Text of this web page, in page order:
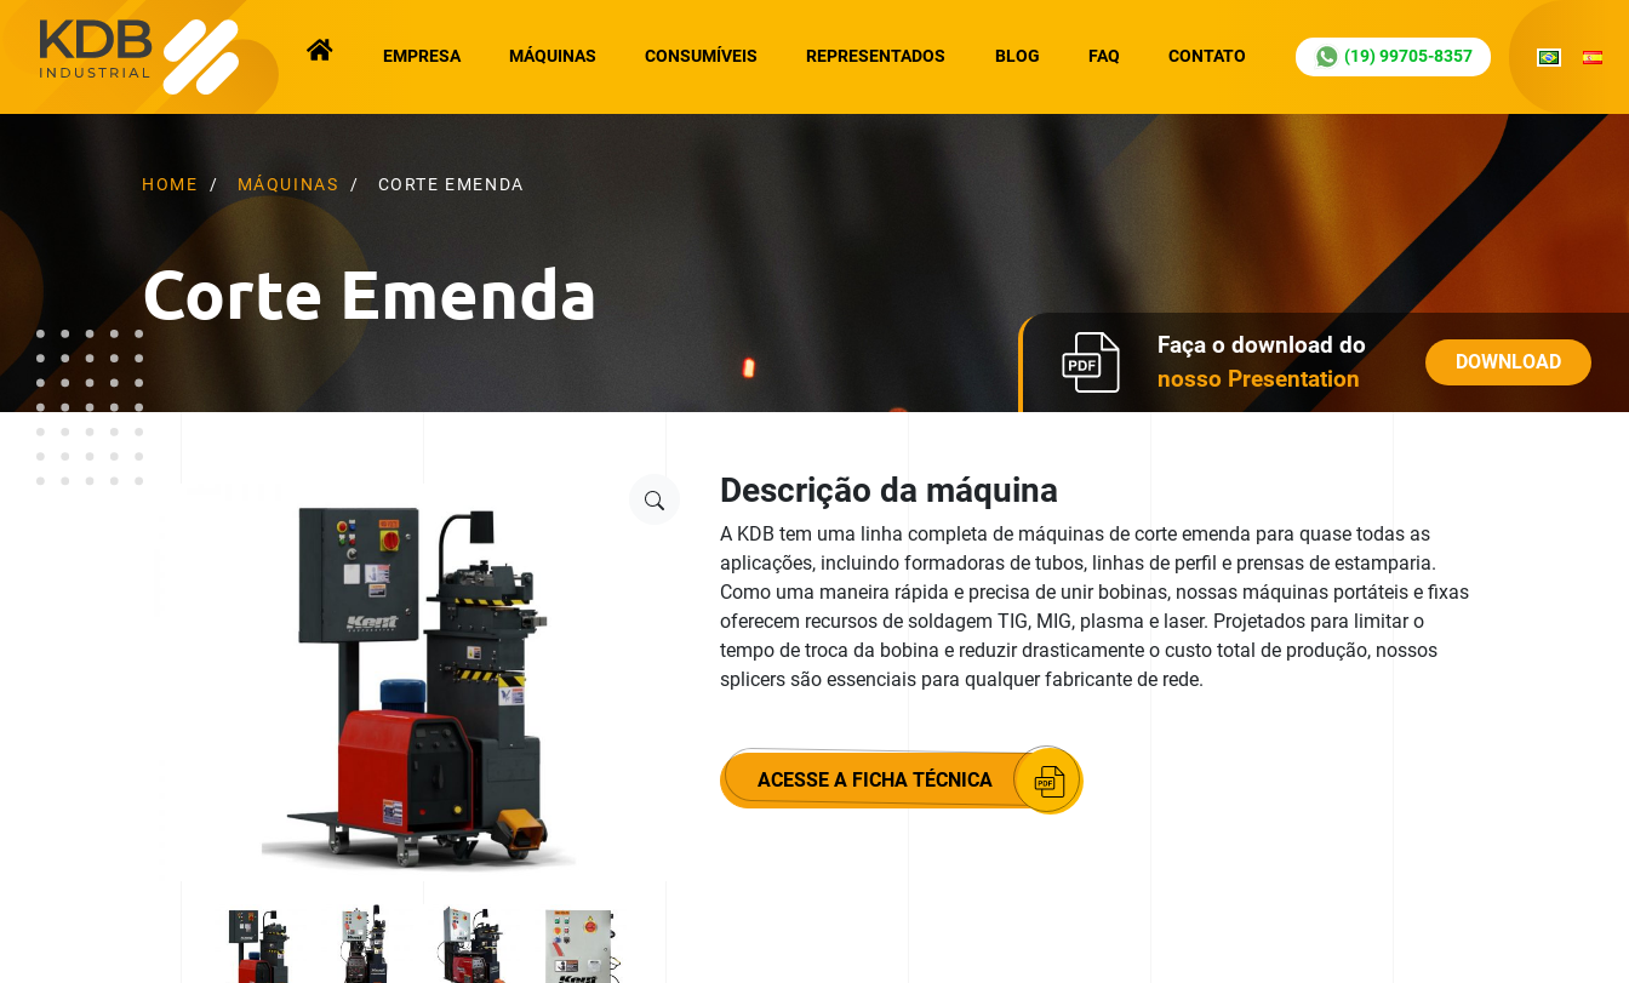
EMPRESA MÁQUINAS CONSUMÍVEIS REPRESENTADOS BLOG FAQ CONTATO (19) 99705-8357
HOME MÁQUINAS CORTE EMENDA
Corte Emenda
Faça o download do
nosso Presentation
DOWNLOAD
064 065
Descrição da máquina
A KDB tem uma linha completa de máquinas de corte emenda para quase todas as
aplicações, incluindo formadoras de tubos, linhas de perfil e prensas de estamparia.
Como uma maneira rápida e precisa de unir bobinas, nossas máquinas portáteis e fixas
oferecem recursos de soldagem TIG, MIG, plasma e laser. Projetados para limitar o
tempo de troca da bobina e reduzir drasticamente o custo total de produção, nossos
splicers são essenciais para qualquer fabricante de rede.
ACESSE A FICHA TÉCNICA